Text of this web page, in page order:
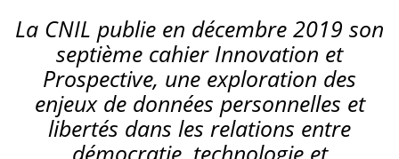
La CNIL publie en décembre 2019 son
septième cahier Innovation et
Prospective, une exploration des
enjeux de données personnelles et
libertés dans les relations entre
démocratie, technologie et